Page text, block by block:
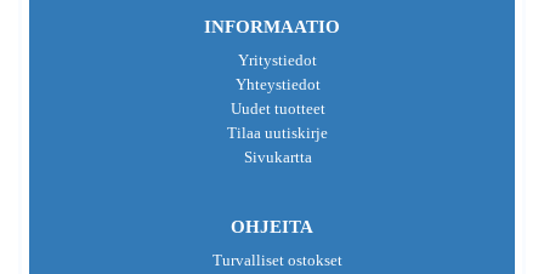
INFORMAATIO
Yritystiedot
Yhteystiedot
Uudet tuotteet
Tilaa uutiskirje
Sivukartta
OHJEITA
Turvalliset ostokset